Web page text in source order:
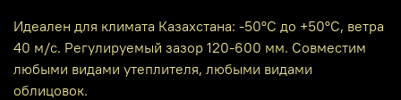
Идеален для климата Казахстана: -50°C до +50°C, ветра
40 м/с. Регулируемый зазор 120-600 мм. Совместим
любыми видами утеплителя, любыми видами
облицовок.